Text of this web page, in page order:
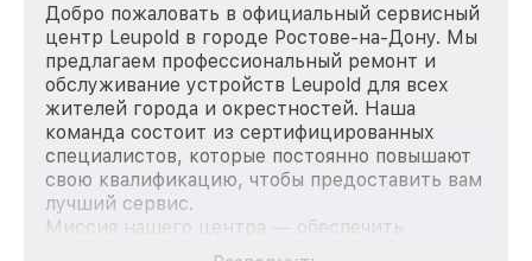
Добро пожаловать в официальный сервисный
центр Leupold в городе Ростове-на-Дону. Мы
предлагаем профессиональный ремонт и
обслуживание устройств Leupold для всех
жителей города и окрестностей. Наша
команда состоит из сертифицированных
специалистов, которые постоянно повышают
свою квалификацию, чтобы предоставить вам
лучший сервис.
Миссия нашего центра — обеспечить
качественный и доступный ремонт для